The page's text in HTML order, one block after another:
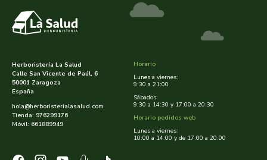
Herboristería La Salud
Calle San Vicente de Paúl, 6
50001 Zaragoza
España
hola@herboristerialasalud.com
Tienda: 976299176
Móvil: 661889949
Horario
Lunes a viernes:
9:30 a 21:00
Sábados:
9:30 a 14:30 y 17:00 a 20:30
Horario pedidos web
Lunes a viernes:
10:00 a 14:00 y de 17:00 a 20:00
natracare
natur ozone
naturabio